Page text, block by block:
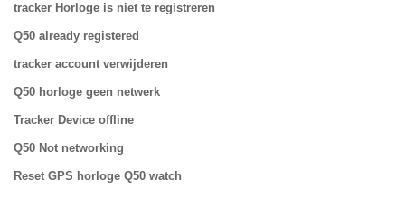
tracker Horloge is niet te registreren
Q50 already registered
tracker account verwijderen
Q50 horloge geen netwerk
Tracker Device offline
Q50 Not networking
Reset GPS horloge Q50 watch